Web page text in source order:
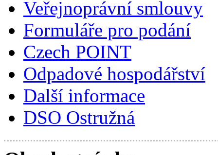
Veřejnoprávní smlouvy
Formuláře pro podání
Czech POINT
Odpadové hospodářství
Další informace
DSO Ostružná